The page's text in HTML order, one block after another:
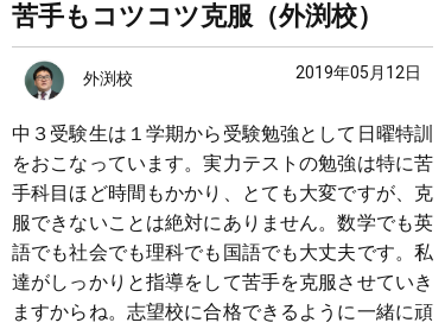
苦手もコツコツ克服（外渕校）
外渕校 2019年05月12日
中３受験生は１学期から受験勉強として日曜特訓
をおこなっています。実力テストの勉強は特に苦
手科目ほど時間もかかり、とても大変ですが、克
服できないことは絶対にありません。数学でも英
語でも社会でも理科でも国語でも大丈夫です。私
達がしっかりと指導をして苦手を克服させていき
ますからね。志望校に合格できるように一緒に頑